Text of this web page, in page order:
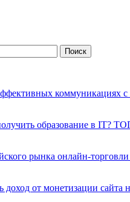
коммуникациях с
образование в IT?
рынка онлайн-
доход от монетизации сайта